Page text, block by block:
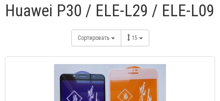
Huawei P30 / ELE-L29 / ELE-L09
Сортировать 15